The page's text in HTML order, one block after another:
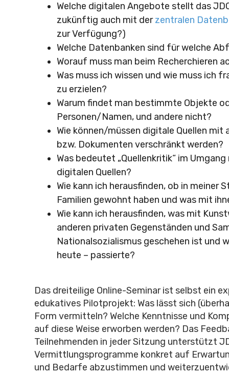
Welche digitalen Angebote stellt das
zukünftig auch mit derzentralen
zur Verfügung?)
Welche Datenbanken sind für welche
Worauf muss man beim Recherchieren
Was muss ich wissen und wie muss ich
zu erzielen?
Warum findet man bestimmte Objekte
Personen/Namen, und andere nicht?
Wie können/müssen digitale Quellen mit
bzw. Dokumenten verschränkt werden?
Was bedeutet „Quellenkritik“ im
digitalen Quellen?
Wie kann ich herausfinden, ob in meiner
Familien gewohnt haben und was mit
Wie kann ich herausfinden, was mit
anderen privaten Gegenständen und
Nationalsozialismus geschehen ist und
heute – passierte?
Das dreiteilige Online-Seminar ist selbst ein
edukatives Pilotprojekt: Was lässt sich
Form vermitteln? Welche Kenntnisse und
auf diese Weise erworben werden? Das
Teilnehmenden in jeder Sitzung unterstützt
Vermittlungsprogramme konkret auf
und Bedarfe abzustimmen und